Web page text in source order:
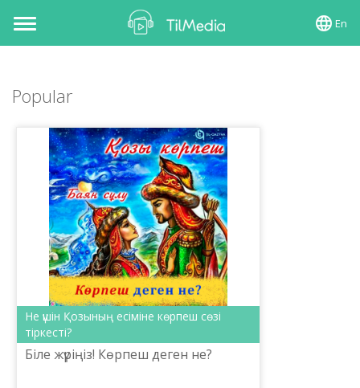
Toggle
navigation
En
Popular
Не үшін Қозының есіміне көрпеш сөзі
тіркесті?
Біле жүріңіз! Көрпеш деген не?